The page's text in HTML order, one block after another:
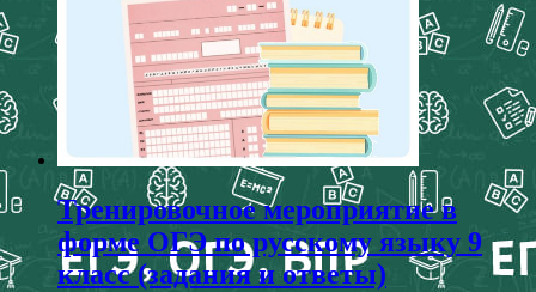
Тренировочное мероприятие в
форме ОГЭ по русскому языку 9
класс (задания и ответы)